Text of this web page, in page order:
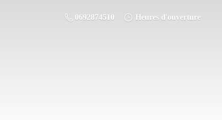
0692874510 Heures d'ouverture